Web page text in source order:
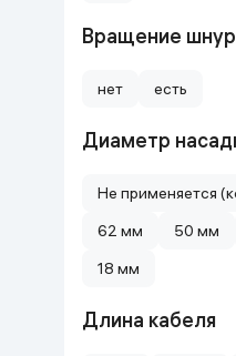
Uy va bog‘
Kanselyariya
Maishiy kimyo
Kitoblar
kiyimlar
Вращение
нет есть
Диаметр
Не применяется
62 мм
50 мм
18 мм
Длина кабеля